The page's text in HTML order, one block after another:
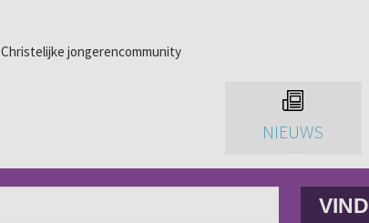
Christelijke jongerencommunity
NIEUWS
VIND